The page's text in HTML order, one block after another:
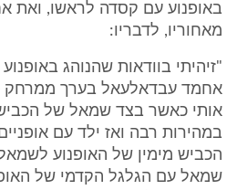
באופנוע עם קסדה לראשו, ואת
מאחוריו, לדבריו:
"זיהיתי בוודאות שהנוהג
אותי כאשר בצד שמאל של
במהירות רבה ואז ילד עם
הכביש מימין של האופנוע
שמאל עם הגלגל הקדמי של